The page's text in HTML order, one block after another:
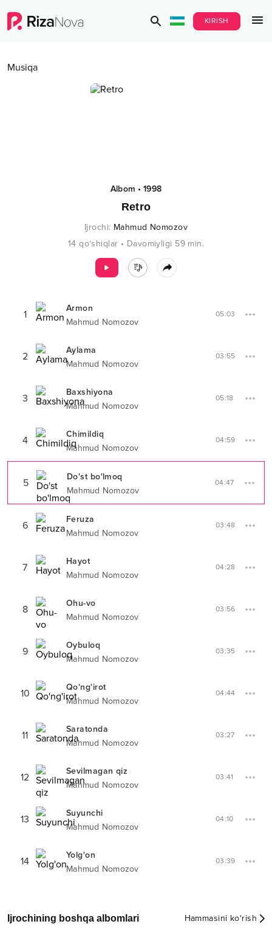
KIRISH
Musiqa
Albom •1998
Retro
Ijrochi: Mahmud Nomozov
14 qo‘shiqlar • Davomiyligi 59 min.
1
Armon
Mahmud Nomozov
05:03
2
Aylama
Mahmud Nomozov
03:55
3
Baxshiyona
Mahmud Nomozov
05:18
4
Chimildiq
Mahmud Nomozov
04:59
5
Do'st bo'lmoq
Mahmud Nomozov
04:47
6
Feruza
Mahmud Nomozov
03:48
7
Hayot
Mahmud Nomozov
04:28
8
Ohu-vo
Mahmud Nomozov
03:56
9
Oybuloq
Mahmud Nomozov
03:35
10
Qo'ng'irot
Mahmud Nomozov
04:44
11
Saratonda
Mahmud Nomozov
03:27
12
Sevilmagan qiz
Mahmud Nomozov
03:41
13
Suyunchi
Mahmud Nomozov
04:10
14
Yolg'on
Mahmud Nomozov
03:39
Ijrochining boshqa albomlari Hammasini ko‘rish